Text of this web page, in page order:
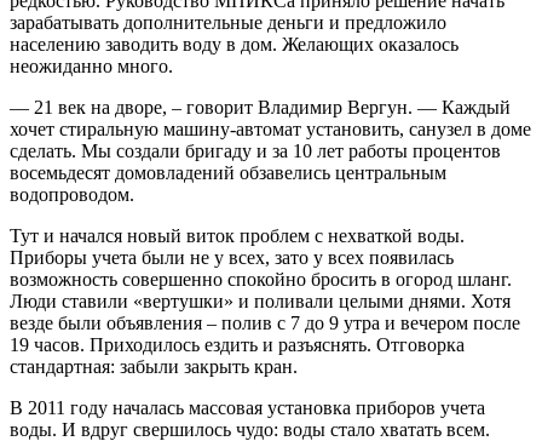
зарабатывать дополнительные деньги и предложило
населению заводить воду в дом. Желающих оказалось
неожиданно много.
— 21 век на дворе, – говорит Владимир Вергун. — Каждый
хочет стиральную машину-автомат установить, санузел в доме
сделать. Мы создали бригаду и за 10 лет работы процентов
восемьдесят домовладений обзавелись центральным
водопроводом.
Тут и начался новый виток проблем с нехваткой воды.
Приборы учета были не у всех, зато у всех появилась
возможность совершенно спокойно бросить в огород шланг.
Люди ставили «вертушки» и поливали целыми днями. Хотя
везде были объявления – полив с 7 до 9 утра и вечером после
19 часов. Приходилось ездить и разъяснять. Отговорка
стандартная: забыли закрыть кран.
В 2011 году началась массовая установка приборов учета
воды. И вдруг свершилось чудо: воды стало хватать всем.